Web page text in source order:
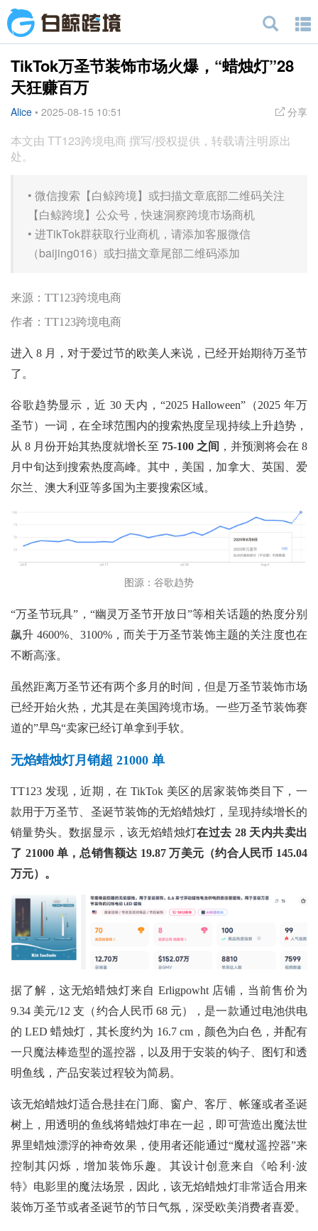
TikTok万圣节装饰市场火爆，“蜡烛灯”28
天狂赚百万
Alice • 2025-08-15 10:51 分享
本文由 TT123跨境电商 撰写/授权提供，转载请注明原出
处。
• 微信搜索【白鲸跨境】或扫描文章底部二维码关注
【白鲸跨境】公众号，快速洞察跨境市场商机
• 进TikTok群获取行业商机，请添加客服微信
（baijing016）或扫描文章尾部二维码添加
来源：TT123跨境电商
作者：TT123跨境电商
进入 8 月，对于爱过节的欧美人来说，已经开始期待万圣节
了。
谷歌趋势显示，近 30 天内，“2025 Halloween”（2025 年万
圣节）一词，在全球范围内的搜索热度呈现持续上升趋势，
从 8 月份开始其热度就增长至 75-100 之间 ，并预测将会在 8
月中旬达到搜索热度高峰。其中，美国，加拿大、英国、爱
尔兰、澳大利亚等多国为主要搜索区域。
图源：谷歌趋势
“万圣节玩具”，“幽灵万圣节开放日”等相关话题的热度分别
飙升 4600%、3100%，而关于万圣节装饰主题的关注度也在
不断高涨。
虽然距离万圣节还有两个多月的时间，但是万圣节装饰市场
已经开始火热，尤其是在美国跨境市场。一些万圣节装饰赛
道的”早鸟“卖家已经订单拿到手软。
无焰蜡烛灯月销超 21000 单
TT123 发现，近期，在 TikTok 美区的居家装饰类目下，一
款用于万圣节、圣诞节装饰的无焰蜡烛灯，呈现持续增长的
销量势头。数据显示，该无焰蜡烛灯在过去 28 天内共卖出
了 21000 单，总销售额达 19.87 万美元（约合人民币 145.04
万元）。
据了解，这无焰蜡烛灯来自 Erligpowht 店铺，当前售价为
9.34 美元/12 支（约合人民币 68 元），是一款通过电池供电
的 LED 蜡烛灯，其长度约为 16.7 cm，颜色为白色，并配有
一只魔法棒造型的遥控器，以及用于安装的钩子、图钉和透
明鱼线，产品安装过程较为简易。
该无焰蜡烛灯适合悬挂在门廊、窗户、客厅、帐篷或者圣诞
树上，用透明的鱼线将蜡烛灯串在一起，即可营造出魔法世
界里蜡烛漂浮的神奇效果，使用者还能通过“魔杖遥控器”来
控制其闪烁，增加装饰乐趣。其设计创意来自《哈利·波
特》电影里的魔法场景，因此，该无焰蜡烛灯非常适合用来
装饰万圣节或者圣诞节的节日气氛，深受欧美消费者喜爱。